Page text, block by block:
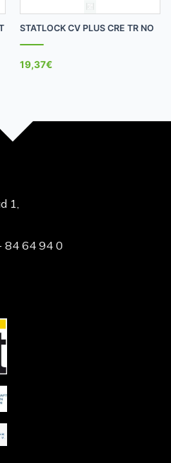
STATLOCK CV PLUS CRE TR NO
19,37€
1,
84 64 94 0